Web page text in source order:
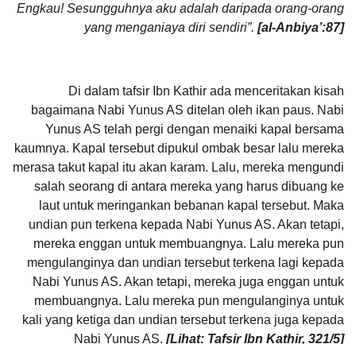
Engkau! Sesungguhnya aku adalah daripada orang-orang
yang menganiaya diri sendiri”. [al-Anbiya’:87]
Di dalam tafsir Ibn Kathir ada menceritakan kisah
bagaimana Nabi Yunus AS ditelan oleh ikan paus. Nabi
Yunus AS telah pergi dengan menaiki kapal bersama
kaumnya. Kapal tersebut dipukul ombak besar lalu mereka
merasa takut kapal itu akan karam. Lalu, mereka mengundi
salah seorang di antara mereka yang harus dibuang ke
laut untuk meringankan bebanan kapal tersebut. Maka
undian pun terkena kepada Nabi Yunus AS. Akan tetapi,
mereka enggan untuk membuangnya. Lalu mereka pun
mengulanginya dan undian tersebut terkena lagi kepada
Nabi Yunus AS. Akan tetapi, mereka juga enggan untuk
membuangnya. Lalu mereka pun mengulanginya untuk
kali yang ketiga dan undian tersebut terkena juga kepada
Nabi Yunus AS. [Lihat: Tafsir Ibn Kathir, 321/5]